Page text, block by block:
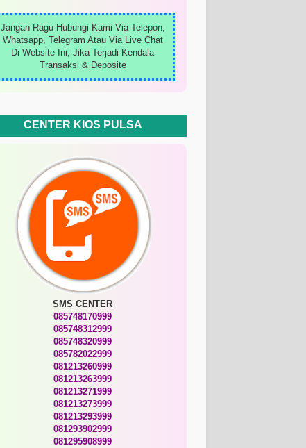
Jangan Ragu Hubungi Kami Via Telepon,
Whatsapp, Telegram Atau Via Live Chat
Di Website Ini, Jika Terjadi Kendala
Transaksi & Deposite
CENTER KIOS PULSA
SMS CENTER
085748170999
085748312999
085748320999
085782022999
081213260999
081213263999
081213271999
081213273999
081213293999
081293902999
081295908999